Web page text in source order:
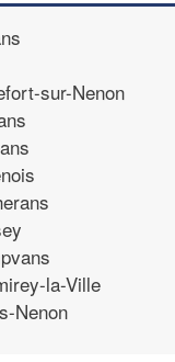
sur-Nenon
la-Ville
Nenon